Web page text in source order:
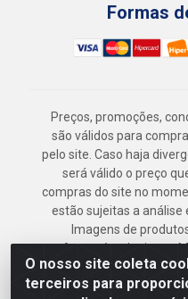
O nosso site coleta
terceiros para
Formas
Preços, promoções,
são válidos para
pelo site. Caso haja
será válido o preço
compras do site no
estão sujeitas a análise
Imagens de
Armazém Jenipapo
Geral LTDA - Rua
Recife/PE -